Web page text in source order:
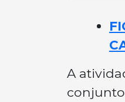
A